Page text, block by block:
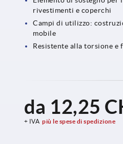
rivestimenti e coperchi
Campi di utilizzo:
mobile
Resistente alla torsione e
da 12,25
+ IVA più le spese di spedizione